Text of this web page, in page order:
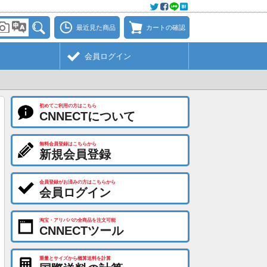
最近見た商品 カートの確認
会員ログイン
初めてご利用の方はこちら
CNNECTについて
無料会員登録はこちらから
新規会員登録
会員登録がお済みの方はこちらから
会員ログイン
淘宝・アリババの全商品を注文可能
CNNECTツール
重量とサイズから概算送料を計算